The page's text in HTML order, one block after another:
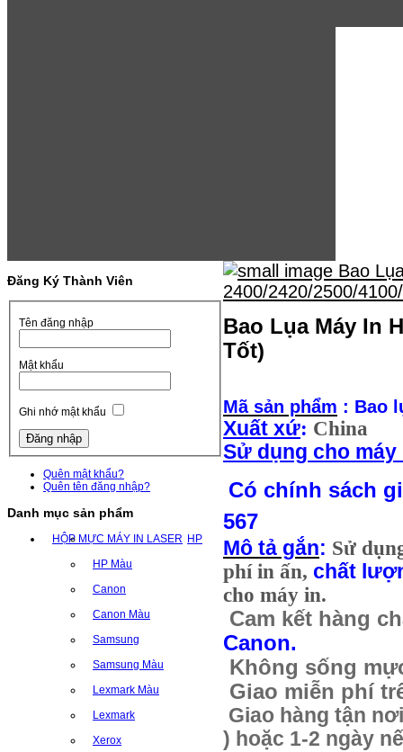
Đăng Ký Thành Viên
Tên đăng nhập
Mật khẩu
Ghi nhớ mật khẩu
Quên mật khẩu?
Quên tên đăng nhập?
Danh mục sản phẩm
HỘP MỰC MÁY IN LASER HP
HP Màu
Canon
Canon Màu
Samsung
Samsung Màu
Lexmark Màu
Lexmark
Xerox
Bao Lụa Máy In
Tốt)
Mã sản phẩm : Bao
Xuất xứ: China
Sử dụng cho máy
Có chính sách
567
Mô tả gắn: Sử
phí in ấn, chất
cho máy in.
Cam kết hàng
Canon.
Không sống
Giao miễn phí
Giao hàng tận
) hoặc 1-2 ngày